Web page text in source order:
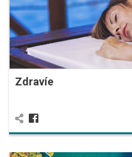
Zdravíe